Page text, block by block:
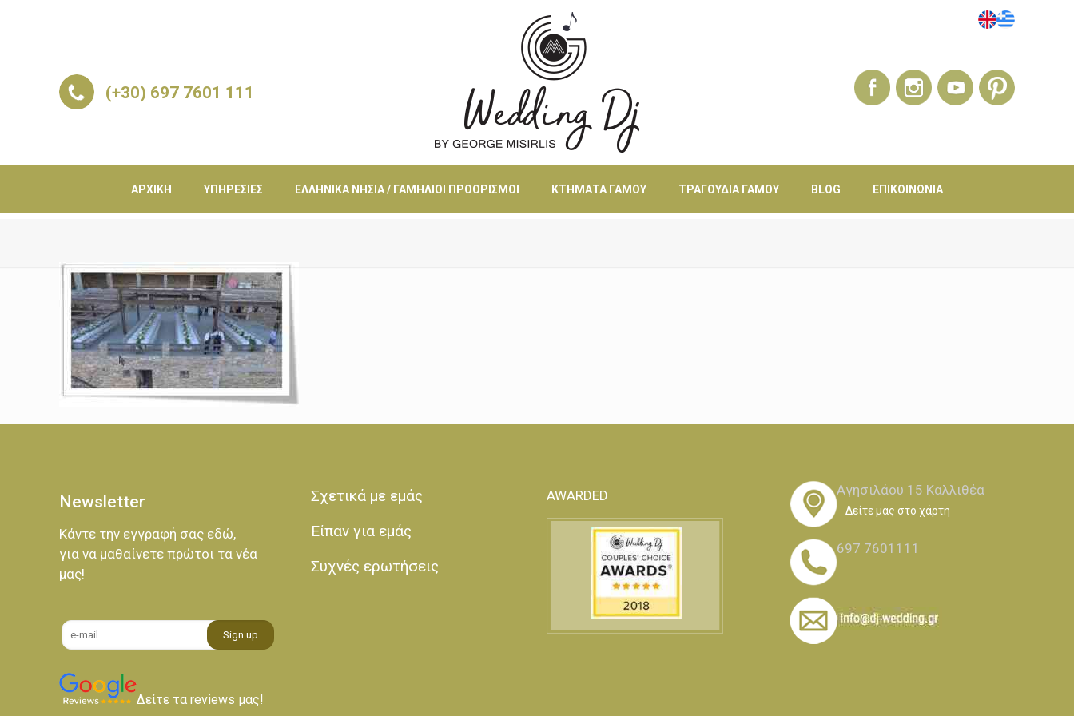
(+30) 697 7601 111
ΑΡΧΙΚΉ ΥΠΗΡΕΣΊΕΣ ΕΛΛΗΝΙΚΆ ΝΗΣΙΆ / ΓΑΜΉΛΙΟΙ ΠΡΟΟΡΙΣΜΟΊ ΚΤΉΜΑΤΑ ΓΆΜΟΥ ΤΡΑΓΟΎΔΙΑ ΓΆΜΟΥ BLOG ΕΠΙΚΟΙΝΩΝΊΑ
Newsletter
Κάντε την εγγραφή σας εδώ,
για να μαθαίνετε πρώτοι τα νέα
μας!
Δείτε τα reviews μας!
Σχετικά με εμάς
Είπαν για εμάς
Συχνές ερωτήσεις
AWARDED Αγησιλάου 15 Καλλιθέα
Δείτε μας στο χάρτη
697 7601111